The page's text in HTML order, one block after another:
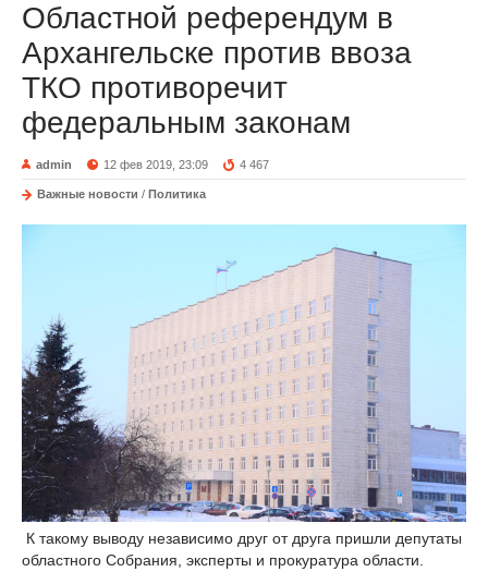
Областной референдум в
Архангельске против ввоза
ТКО противоречит
федеральным законам
admin 12 фев 2019, 23:09 4 467
Важные новости / Политика
К такому выводу независимо друг от друга пришли депутаты
областного Собрания, эксперты и прокуратура области.